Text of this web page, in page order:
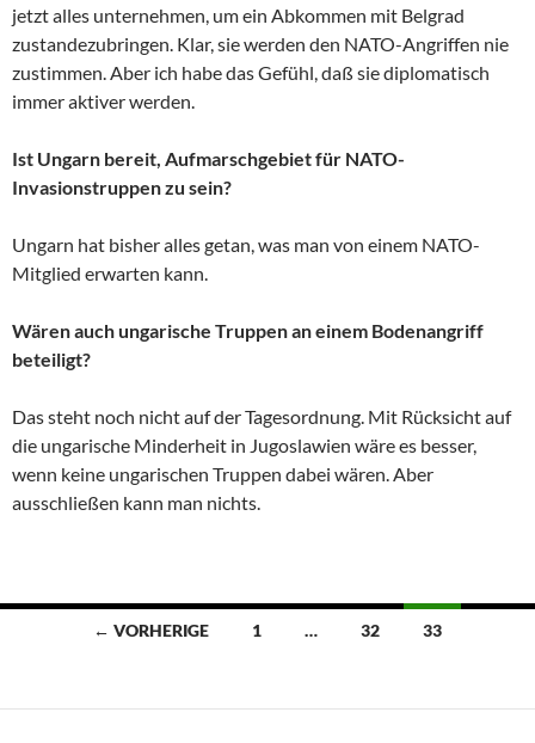
jetzt alles unternehmen, um ein Abkommen mit Belgrad
zustandezubringen. Klar, sie werden den NATO-Angriffen nie
zustimmen. Aber ich habe das Gefühl, daß sie diplomatisch
immer aktiver werden.
Ist Ungarn bereit, Aufmarschgebiet für NATO-
Invasionstruppen zu sein?
Ungarn hat bisher alles getan, was man von einem NATO-
Mitglied erwarten kann.
Wären auch ungarische Truppen an einem Bodenangriff
beteiligt?
Das steht noch nicht auf der Tagesordnung. Mit Rücksicht auf
die ungarische Minderheit in Jugoslawien wäre es besser,
wenn keine ungarischen Truppen dabei wären. Aber
ausschließen kann man nichts.
Beitragsnavigation
← VORHERIGE 1 … 32 33